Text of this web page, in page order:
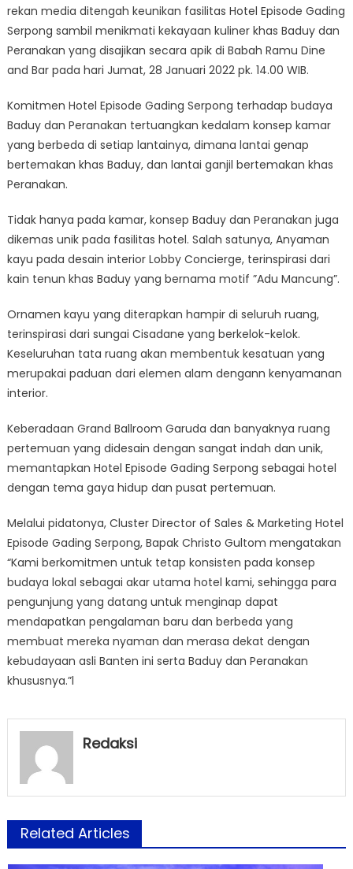
rekan media ditengah keunikan fasilitas Hotel Episode Gading
Serpong sambil menikmati kekayaan kuliner khas Baduy dan
Peranakan yang disajikan secara apik di Babah Ramu Dine
and Bar pada hari Jumat, 28 Januari 2022 pk. 14.00 WIB.
Komitmen Hotel Episode Gading Serpong terhadap budaya
Baduy dan Peranakan tertuangkan kedalam konsep kamar
yang berbeda di setiap lantainya, dimana lantai genap
bertemakan khas Baduy, dan lantai ganjil bertemakan khas
Peranakan.
Tidak hanya pada kamar, konsep Baduy dan Peranakan juga
dikemas unik pada fasilitas hotel. Salah satunya, Anyaman
kayu pada desain interior Lobby Concierge, terinspirasi dari
kain tenun khas Baduy yang bernama motif ”Adu Mancung”.
Ornamen kayu yang diterapkan hampir di seluruh ruang,
terinspirasi dari sungai Cisadane yang berkelok-kelok.
Keseluruhan tata ruang akan membentuk kesatuan yang
merupakai paduan dari elemen alam dengann kenyamanan
interior.
Keberadaan Grand Ballroom Garuda dan banyaknya ruang
pertemuan yang didesain dengan sangat indah dan unik,
memantapkan Hotel Episode Gading Serpong sebagai hotel
dengan tema gaya hidup dan pusat pertemuan.
Melalui pidatonya, Cluster Director of Sales & Marketing Hotel
Episode Gading Serpong, Bapak Christo Gultom mengatakan
“Kami berkomitmen untuk tetap konsisten pada konsep
budaya lokal sebagai akar utama hotel kami, sehingga para
pengunjung yang datang untuk menginap dapat
mendapatkan pengalaman baru dan berbeda yang
membuat mereka nyaman dan merasa dekat dengan
kebudayaan asli Banten ini serta Baduy dan Peranakan
khususnya.”l
Redaksi
Related Articles